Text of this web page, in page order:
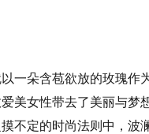
一朵含苞欲放的玫瑰作
美女性带去了美丽与梦
不定的时尚法则中，波